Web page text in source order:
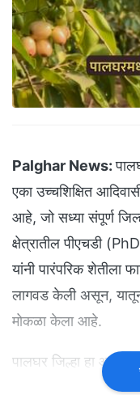
Palghar News:
एका उच्चशिक्षित
आहे, जो सध्या संपूर्ण
क्षेत्रातील पीएचडी
यांनी पारंपरिक शेतीला
लागवड केली असून, यातून
मोकळा केला आहे.
पालघर जिल्हा हा
मानांकनासाठी (GI